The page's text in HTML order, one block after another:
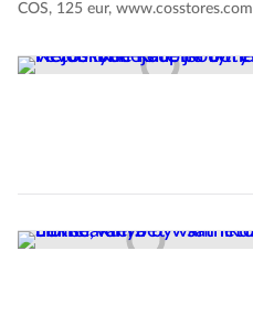
COS, 125 eur, www.cosstores.com